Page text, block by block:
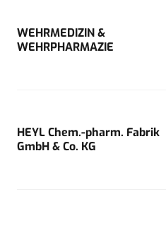
WEHRMEDIZIN &
WEHRPHARMAZIE
HEYL Chem.-pharm. Fabrik
GmbH & Co. KG